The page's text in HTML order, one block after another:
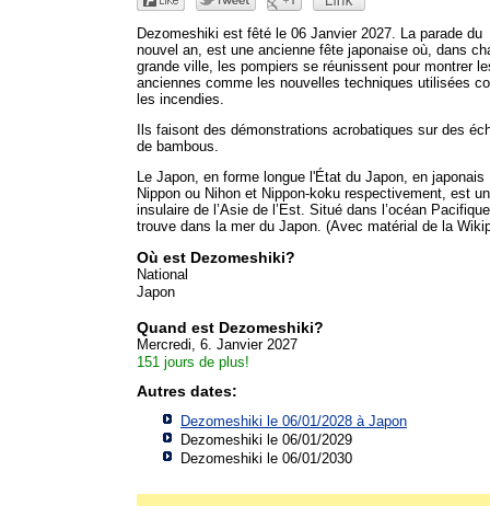
Dezomeshiki est fêté le 06 Janvier 2027. La parade du
nouvel an, est une ancienne fête japonaise où, dans
grande ville, les pompiers se réunissent pour montrer
anciennes comme les nouvelles techniques utilisées
les incendies.
Ils faisont des démonstrations acrobatiques sur des
de bambous.
Le Japon, en forme longue l'État du Japon, en japonais
Nippon ou Nihon et Nippon-koku respectivement, est
insulaire de l’Asie de l’Est. Situé dans l’océan
trouve dans la mer du Japon. (Avec matérial de la
Où est Dezomeshiki?
National
Japon
Quand est Dezomeshiki?
Mercredi, 6. Janvier 2027
151 jours de plus!
Autres dates:
Dezomeshiki le 06/01/2028 à Japon
Dezomeshiki le 06/01/2029
Dezomeshiki le 06/01/2030